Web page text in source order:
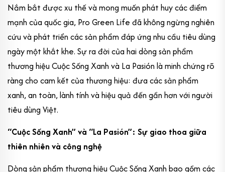
Nắm bắt được xu thế và mong muốn phát huy các điểm
mạnh của quốc gia, Pro Green Life đã không ngừng nghiên
cứu và phát triển các sản phẩm đáp ứng nhu cầu tiêu dùng
ngày một khắt khe. Sự ra đời của hai dòng sản phẩm
thương hiệu Cuộc Sống Xanh và La Pasión là minh chứng rõ
ràng cho cam kết của thương hiệu: đưa các sản phẩm
xanh, an toàn, lành tính và hiệu quả đến gần hơn với người
tiêu dùng Việt.
“Cuộc Sống Xanh” và “La Pasión”: Sự giao thoa giữa
thiên nhiên và công nghệ
Dòng sản phẩm thương hiệu Cuộc Sống Xanh bao gồm các